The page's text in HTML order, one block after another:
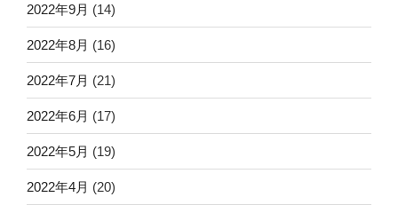
2022年9月 (14)
2022年8月 (16)
2022年7月 (21)
2022年6月 (17)
2022年5月 (19)
2022年4月 (20)